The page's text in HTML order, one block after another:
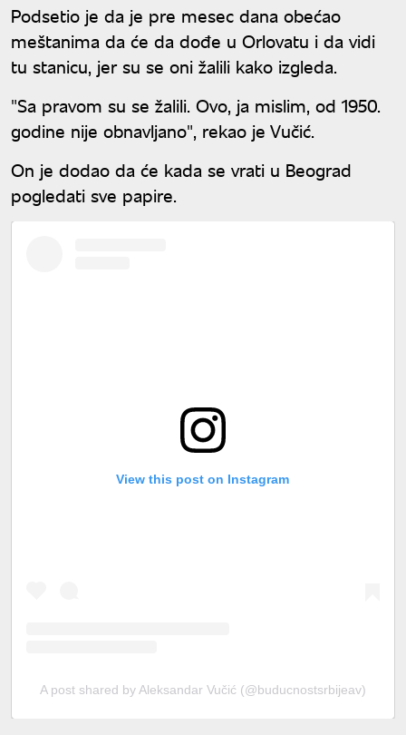
Podsetio je da je pre mesec dana obećao
meštanima da će da dođe u Orlovatu i da vidi
tu stanicu, jer su se oni žalili kako izgleda.
"Sa pravom su se žalili. Ovo, ja mislim, od 1950.
godine nije obnavljano", rekao je Vučić.
On je dodao da će kada se vrati u Beograd
pogledati sve papire.
View this post on Instagram
A post shared by Aleksandar Vučić (@buducnostsrbijeav)